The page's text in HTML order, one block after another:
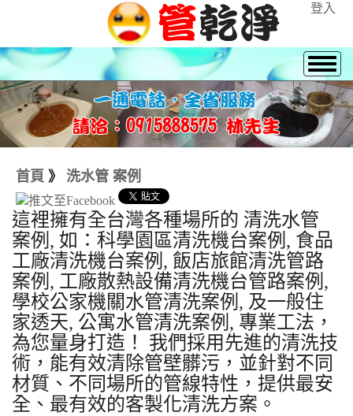
登入
首頁 》 洗水管 案例
這裡擁有全台灣各種場所的 清洗水管
案例, 如：科學園區清洗機台案例, 食品
工廠清洗機台案例, 飯店旅館清洗管路
案例, 工廠散熱設備清洗機台管路案例,
學校公家機關水管清洗案例, 及一般住
家透天, 公寓水管清洗案例, 專業工法，
為您量身打造！ 我們採用先進的清洗技
術，能有效清除管壁髒污，並針對不同
材質、不同場所的管線特性，提供最安
全、最有效的客製化清洗方案。